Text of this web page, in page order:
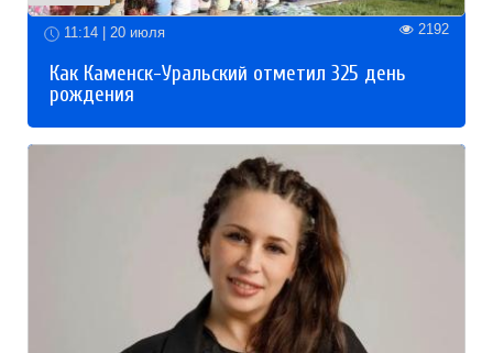
11:14 | 20 июля 2192
Как Каменск-Уральский отметил 325 день
рождения